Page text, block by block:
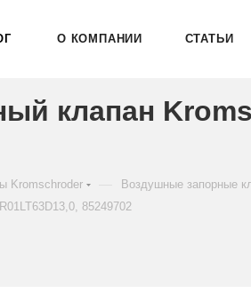
О КОМПАНИИ СТАТЬИ
клапан
Kromschroder Воздушные запорные
85249702